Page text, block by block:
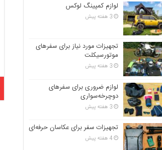
لوازم کمپینگ لوکس
3 هفته پیش
تجهیزات مورد نیاز برای سفرهای
موتورسیکلت
3 هفته پیش
لوازم ضروری برای سفرهای
دوچرخه‌سواری
3 هفته پیش
تجهیزات سفر برای عکاسان حرفه‌ای
4 هفته پیش